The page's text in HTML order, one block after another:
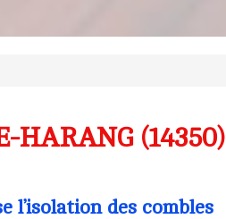
HARANG (14350)
l’isolation des combles